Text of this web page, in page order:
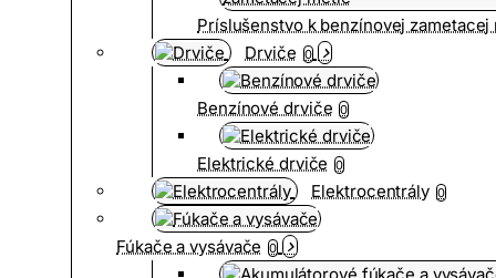
Príslušenstvo k benzínovej zametacej
Drviče 0
Benzínové drviče 0
Elektrické drviče 0
Elektrocentrály 0
Fúkače a vysávače 0